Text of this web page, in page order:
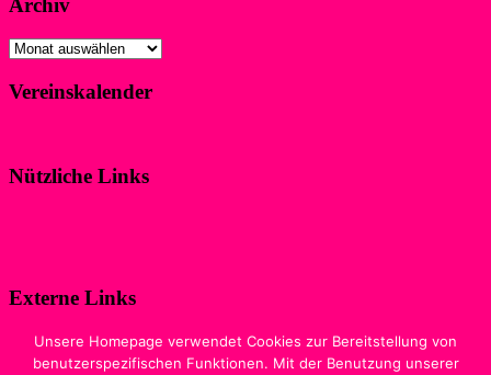
Archiv
Archiv
Vereinskalender
Nützliche Links
Externe Links
Digitale Ausgabe der Zeitschrift
„WIR IM SPORT“
Unsere Homepage verwendet Cookies zur Bereitstellung von
benutzerspezifischen Funktionen. Mit der Benutzung unserer